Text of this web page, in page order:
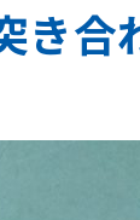
き合